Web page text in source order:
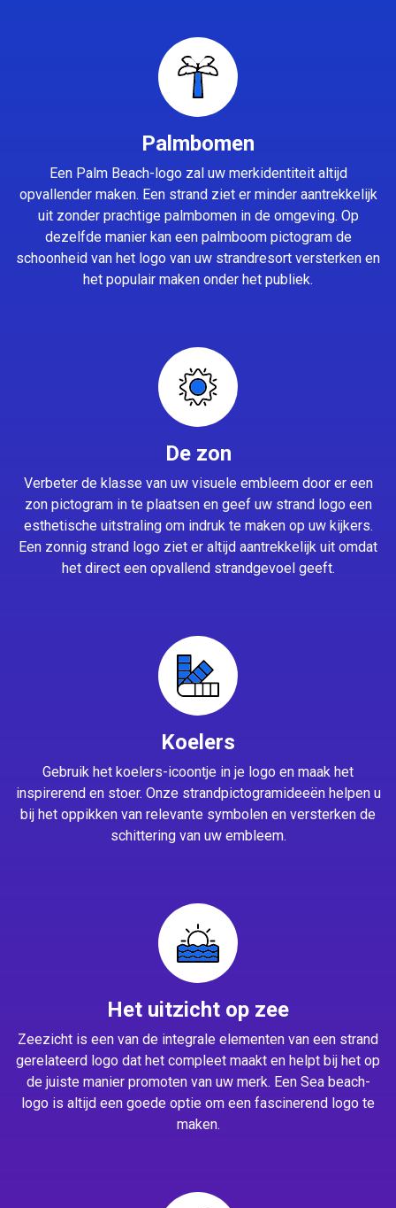
Palmbomen
Een Palm Beach-logo zal uw merkidentiteit altijd
opvallender maken. Een strand ziet er minder aantrekkelijk
uit zonder prachtige palmbomen in de omgeving. Op
dezelfde manier kan een palmboom pictogram de
schoonheid van het logo van uw strandresort versterken en
het populair maken onder het publiek.
De zon
Verbeter de klasse van uw visuele embleem door er een
zon pictogram in te plaatsen en geef uw strand logo een
esthetische uitstraling om indruk te maken op uw kijkers.
Een zonnig strand logo ziet er altijd aantrekkelijk uit omdat
het direct een opvallend strandgevoel geeft.
Koelers
Gebruik het koelers-icoontje in je logo en maak het
inspirerend en stoer. Onze strandpictogramideeën helpen u
bij het oppikken van relevante symbolen en versterken de
schittering van uw embleem.
Het uitzicht op zee
Zeezicht is een van de integrale elementen van een strand
gerelateerd logo dat het compleet maakt en helpt bij het op
de juiste manier promoten van uw merk. Een Sea beach-
logo is altijd een goede optie om een fascinerend logo te
maken.